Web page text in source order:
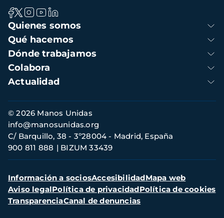
Navegación
principal
Quienes somos
Qué hacemos
Dónde trabajamos
Colabora
Actualidad
Información
de
contacto
© 2026 Manos Unidas
C/ Barquillo, 38 - 3º28004 - Madrid, España
900 811 888
BIZUM 33439
info@manosunidas.org
Menú
secundario
Información a sociosAccesibilidadMapa web
Aviso legalPolítica de privacidadPolítica de cookies
TransparenciaCanal de denuncias